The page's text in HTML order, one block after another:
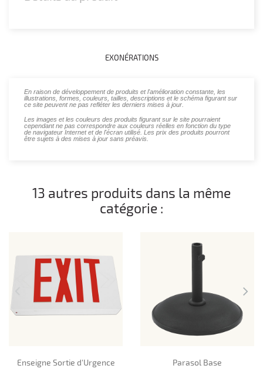
EXONÉRATIONS
En raison de développement de produits et l'amélioration constante, les
illustrations, formes, couleurs, tailles, descriptions et le schéma figurant sur
ce site peuvent ne pas refléter les derniers mises à jour.
Les images et les couleurs des produits figurant sur le site pourraient
cependant ne pas correspondre aux couleurs réelles en fonction du type
de navigateur Internet et de l'écran utilisé. Les prix des produits pourront
être sujets à des mises à jour sans préavis.
13 autres produits dans la même
catégorie :
Enseigne Sortie d'Urgence Parasol Base